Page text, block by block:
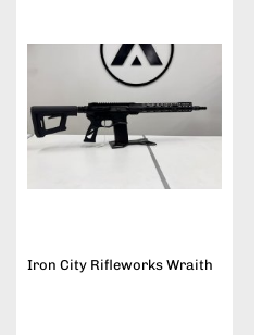
Iron City Rifleworks Wraith